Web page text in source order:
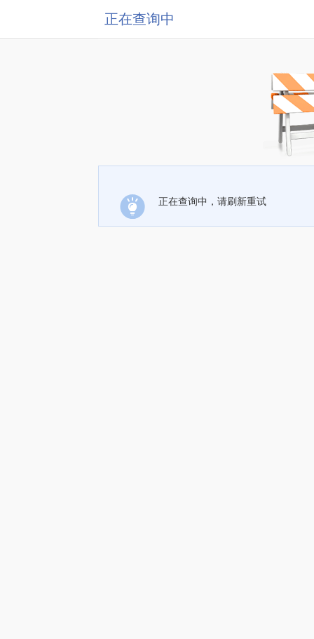
正在查询中
正在查询中，请刷新重试